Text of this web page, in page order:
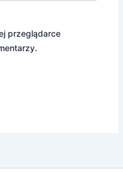
przeglądarce